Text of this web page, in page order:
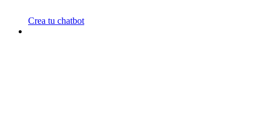
Crea tu chatbot